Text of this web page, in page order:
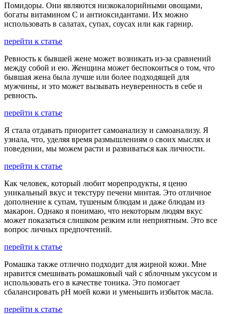
Помидоры. Они являются низкокалорийными овощами,
богаты витамином С и антиоксидантами. Их можно
использовать в салатах, супах, соусах или как гарнир.
перейти к статье
Ревность к бывшей жене может возникать из-за сравнений
между собой и ею. Женщина может беспокоиться о том, что
бывшая жена была лучше или более подходящей для
мужчины, и это может вызывать неуверенность в себе и
ревность.
перейти к статье
Я стала отдавать приоритет самоанализу и самоанализу. Я
узнала, что, уделяя время размышлениям о своих мыслях и
поведении, мы можем расти и развиваться как личности.
перейти к статье
Как человек, который любит морепродукты, я ценю
уникальный вкус и текстуру печени минтая. Это отличное
дополнение к супам, тушеным блюдам и даже блюдам из
макарон. Однако я понимаю, что некоторым людям вкус
может показаться слишком резким или неприятным. Это все
вопрос личных предпочтений.
перейти к статье
Ромашка также отлично подходит для жирной кожи. Мне
нравится смешивать ромашковый чай с яблочным уксусом и
использовать его в качестве тоника. Это помогает
сбалансировать pH моей кожи и уменьшить избыток масла.
перейти к статье